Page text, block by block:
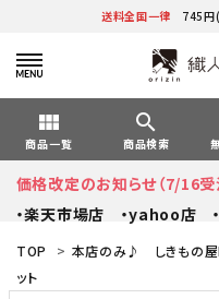
送料全国一律 745円
view_module
商品一覧
search
商品検索
価格改定のお知らせ（7/16受
・楽天市場店
・yahoo店
TOP > 本店のみ♪ しきもの屋
ット